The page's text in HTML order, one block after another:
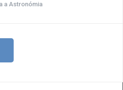
a Astronómia